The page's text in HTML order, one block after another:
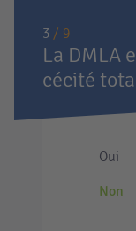
3 / 9
La DMLA
cécité
Oui
Non